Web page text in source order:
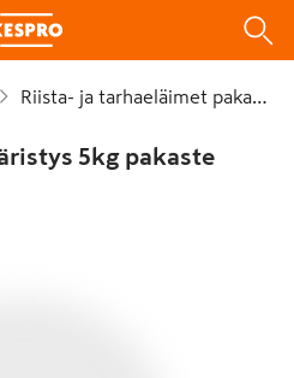
Riista- ja tarhaeläimet pakastettu
5kg pakaste